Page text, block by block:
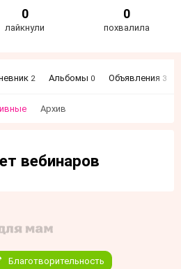
0
лайкнули
0
похвалила
2 Альбомы 0 Объявления 3
Архив
вебинаров
Благотворительность